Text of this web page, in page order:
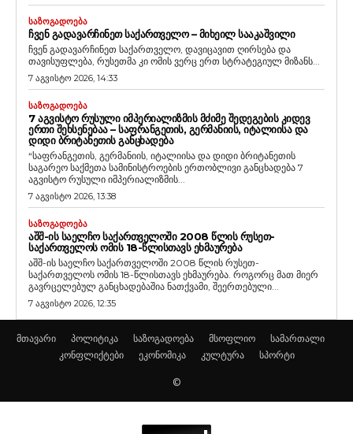
ᲡᲐᲖᲝᲒᲐᲓᲝᲔᲑᲐ
ᲩᲕᲔᲜ ᲒᲐᲓᲐᲕᲐᲠᲩᲘᲜᲔᲗ ᲡᲐᲥᲐᲠᲗᲕᲔᲚᲝ – ᲛᲘᲮᲔᲘᲚ ᲡᲐᲐᲙᲐᲨᲕᲘᲚᲘ
ჩვენ გადავარჩინეთ საქართველო, დავიცავით ღირსება და
თავისუფლება, რუსეთმა კი ომის ვერც ერთ სტრატეგიულ მიზანს...
7 აგვისტო 2026, 14:33
ᲡᲐᲖᲝᲒᲐᲓᲝᲔᲑᲐ
7 ᲐᲒᲕᲘᲡᲢᲝ ᲠᲣᲡᲣᲚᲘ ᲘᲛᲞᲔᲠᲘᲐᲚᲘᲖᲛᲘᲡ ᲛᲫᲘᲛᲔ ᲨᲔᲓᲔᲒᲔᲑᲘᲡ ᲙᲘᲓᲔᲕ
ᲔᲠᲗᲘ ᲨᲔᲮᲡᲔᲜᲔᲑᲐᲐ – ᲡᲐᲤᲠᲐᲜᲒᲔᲗᲘᲡ, ᲒᲔᲠᲛᲐᲜᲘᲘᲡ, ᲘᲢᲐᲚᲘᲘᲡᲐ ᲓᲐ
ᲓᲘᲓᲘ ᲑᲠᲘᲢᲐᲜᲔᲗᲘᲡ ᲒᲐᲜᲪᲮᲐᲓᲔᲑᲐ
“საფრანგეთის, გერმანიის, იტალიისა და დიდი ბრიტანეთის
საგარეო საქმეთა სამინისტროების ერთობლივი განცხადება 7
აგვისტო რუსული იმპერიალიზმის...
7 აგვისტო 2026, 13:38
ᲡᲐᲖᲝᲒᲐᲓᲝᲔᲑᲐ
ᲐᲨᲨ-ᲘᲡ ᲡᲐᲔᲚᲩᲝ ᲡᲐᲥᲐᲠᲗᲕᲔᲚᲝᲨᲘ 2008 ᲬᲚᲘᲡ ᲠᲣᲡᲔᲗ-
ᲡᲐᲥᲐᲠᲗᲕᲔᲚᲝᲡ ᲝᲛᲘᲡ 18-ᲬᲚᲘᲡᲗᲐᲕᲡ ᲔᲮᲛᲐᲣᲠᲔᲑᲐ
აშშ-ის საელჩო საქართველოში 2008 წლის რუსეთ-
საქართველოს ომის 18-წლისთავს ეხმაურება. როგორც მათ მიერ
გავრცელებულ განცხადებაშია ნათქვამი, შეერთებული...
7 აგვისტო 2026, 12:35
მთავარი პოლიტიკა საზოგადოება მსოფლიო
სამართალი
კონფლიქტები
ეკონომიკა კულტურა სპორტი
©